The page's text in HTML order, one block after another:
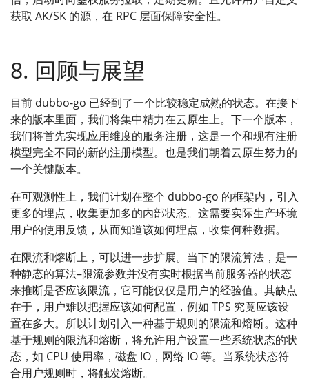
获取 AK/SK 的源，在 RPC 层面保障安全性。
8. 回顾与展望
目前 dubbo-go 已经到了一个比较稳定成熟的状态。在接下
来的版本里面，我们将集中精力在云原生上。下一个版本，
我们将首先实现应用维度的服务注册，这是一个和现有注册
模型完全不同的新的注册模型。也是我们朝着云原生努力的
一个关键版本。
在可观测性上，我们计划在整个 dubbo-go 的框架内，引入
更多的埋点，收集更加多的内部状态。这需要实际生产环境
用户的使用反馈，从而知道该如何埋点，收集何种数据。
在限流和熔断上，可以进一步扩展。当下的限流算法，是一
种静态的算法–限流参数并没有实时根据当前服务器的状态
来推断是否应该限流，它可能仅仅是用户的经验值。其缺点
在于，用户难以把握应该如何配置，例如 TPS 究竟应该设
置在多大。所以计划引入一种基于规则的限流和熔断。这种
基于规则的限流和熔断，将允许用户设置一些系统状态的状
态，如 CPU 使用率，磁盘 IO，网络 IO 等。当系统状态符
合用户规则时，将触发熔断。